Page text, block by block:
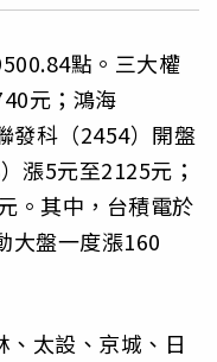
點。三大權
元；鴻海
發科（2454）開盤
漲5元至2125元；
。其中，台積電於
大盤一度漲160
太設、京城、日